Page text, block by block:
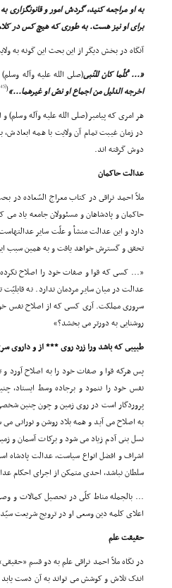
به او مراجعه کنید، گردش امور و
براى او نیز هست. به طورى که هیچ کس در
آنگاه در بخش دیگر از این بحث این گونه به
«... کُلّما کان للنّبى(صلى الله علیه وآله وسلم)
اخرجه الدلیل من اجماع او نصّ او غیرهما...»(
[45]
هر امرى که پیامبر(صلى الله علیه وآله وسلم)
در زمان غیبت تمام آن ولایت با همه
دوش گرفته اند.
عدالت حاکمان
ملاّ احمد نراقى در کتاب معراج السّعاده در
حاکمان و پادشاهان و مسئوولان جامعه یاد
دارد و این عدالت منشأ و علّت سایر
تحقق و گسترش خواهد یافت و به همین سبب
«... کسى که قوا و صفات خود را اصلاح نکرده
عدالت در میان سایر مردمان ندارد. نه
سرورى مملکت. آرى کسى که از اصلاح نفس
روشنایى به دورتر مى بخشد؟»
طبیبى که باشد ورا زرد روى *** از و داروى
پس هرکه قوا و صفات خود را به اصلاح آورد
نفس خود را ننمود و برجاده وسط ایستاد،
پروردگار است در روى زمین و چون چنین شخصى
به اصلاح مى آید و همه بلاد روشن و نورانى
نسل بنى آدم زیاد مى شود و برکات آسمان و
اشراف و افضل انواع سیاست، عدالت
سلطان نباشد، احدى متمکن از اجراى احکام
... بالجمله مناط کلّى در تحصیل کمالات و
اعلاى کلمه دین وسعى او در ترویج شریعت
حقیقت علم
در نگاه ملاّ احمد نراقى علم به دو قسم
اندک تلاش و کوشش مى تواند به آن دست